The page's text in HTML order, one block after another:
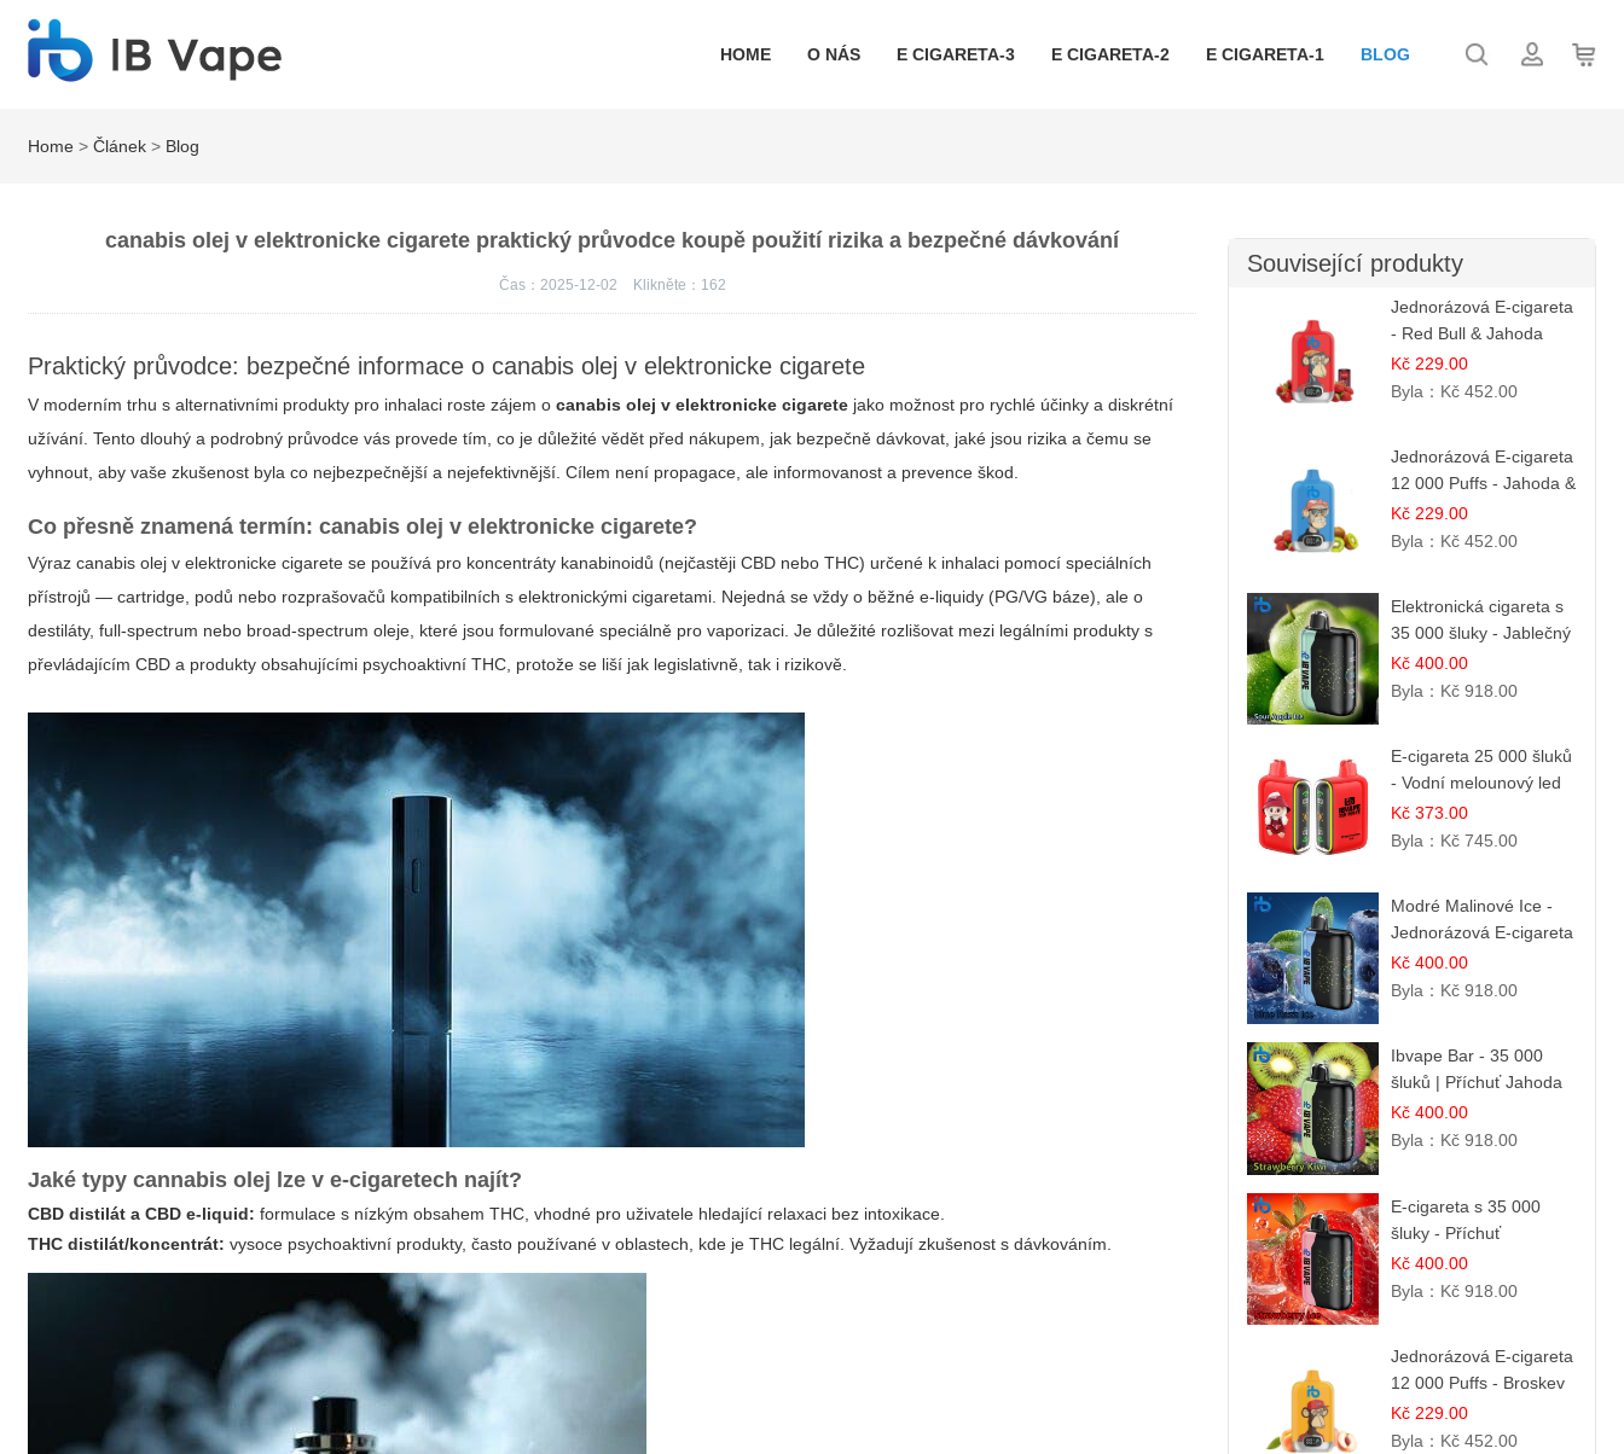
HOME O NÁS E CIGARETA-3 E CIGARETA-2 E CIGARETA-1 BLOG
Home >Článek > Blog
canabis olej v elektronicke cigarete praktický průvodce koupě použití rizika a bezpečné dávkování
Čas：2025-12-02 Klikněte： 162
Praktický průvodce: bezpečné informace o canabis olej v elektronicke cigarete
V moderním trhu s alternativními produkty pro inhalaci roste zájem ocanabis olej v elektronicke cigarete jako možnost pro rychlé účinky a diskrétní
užívání. Tento dlouhý a podrobný průvodce vás provede tím, co je důležité vědět před nákupem, jak bezpečně dávkovat, jaké jsou rizika a čemu se
vyhnout, aby vaše zkušenost byla co nejbezpečnější a nejefektivnější. Cílem není propagace, ale informovanost a prevence škod.
Co přesně znamená termín: canabis olej v elektronicke cigarete?
Výrazcanabis olej v elektronicke cigarete se používá pro koncentráty kanabinoidů (nejčastěji CBD nebo THC) určené k inhalaci pomocí speciálních
přístrojů — cartridge, podů nebo rozprašovačů kompatibilních s elektronickými cigaretami. Nejedná se vždy o běžné e-liquidy (PG/VG báze), ale o
destiláty, full-spectrum nebo broad-spectrum oleje, které jsou formulované speciálně pro vaporizaci. Je důležité rozlišovat mezi legálními produkty s
převládajícím CBD a produkty obsahujícími psychoaktivní THC, protože se liší jak legislativně, tak i rizikově.
Jaké typy cannabis olej lze v e-cigaretech najít?
CBD distilát a CBD e-liquid: formulace s nízkým obsahem THC, vhodné pro uživatele hledající relaxaci bez intoxikace.
THC distilát/koncentrát: vysoce psychoaktivní produkty, často používané v oblastech, kde je THC legální. Vyžadují zkušenost s dávkováním.
Související produkty
Jednorázová E-cigareta
- Red Bull & Jahoda
Kč 229.00
Byla： Kč 452.00
Jednorázová E-cigareta
12 000 Puffs - Jahoda &
Kiwi
Kč 229.00
Byla： Kč 452.00
Elektronická cigareta s
35 000 šluky - Jablečný
kyselý led
Kč 400.00
Byla： Kč 918.00
E-cigareta 25 000 šluků
- Vodní melounový led
Kč 373.00
Byla： Kč 745.00
Modré Malinové Ice -
Jednorázová E-cigareta
s 35 000 šluky | Ibvape
Kč 400.00
Byla： Kč 918.00
Ibvape Bar - 35 000
šluků | Příchuť Jahoda
& Kiwi
Kč 400.00
Byla： Kč 918.00
E-cigareta s 35 000
šluky - Příchuť
Jahodový led
Kč 400.00
Byla： Kč 918.00
Jednorázová E-cigareta
12 000 Puffs - Broskev
& Ovocná Šťáva
Kč 229.00
Byla： Kč 452.00